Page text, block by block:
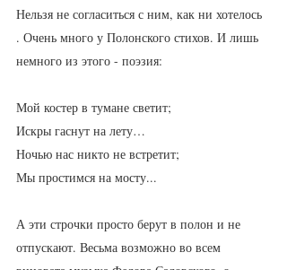
Нельзя не согласиться с ним, как ни хотелось
. Очень много у Полонского стихов. И лишь
немного из этого - поэзия:
Мой костер в тумане светит;
Искры гаснут на лету…
Ночью нас никто не встретит;
Мы простимся на мосту...
А эти строчки просто берут в полон и не
отпускают. Весьма возможно во всем